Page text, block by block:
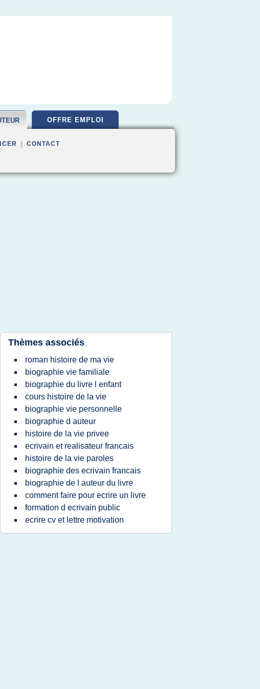
OFFRE EMPLOI
CONTACT
Thèmes associés
roman histoire de ma vie
biographie vie familiale
biographie du livre l enfant
cours histoire de la vie
biographie vie personnelle
biographie d auteur
histoire de la vie privee
ecrivain et realisateur francais
histoire de la vie paroles
biographie des ecrivain francais
biographie de l auteur du livre
comment faire pour ecrire un livre
formation d ecrivain public
ecrire cv et lettre motivation